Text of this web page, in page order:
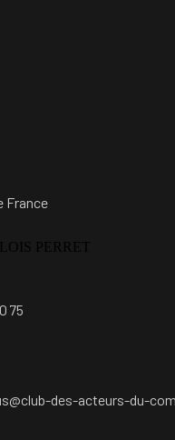
France
PERRET
75
des-acteurs-du-